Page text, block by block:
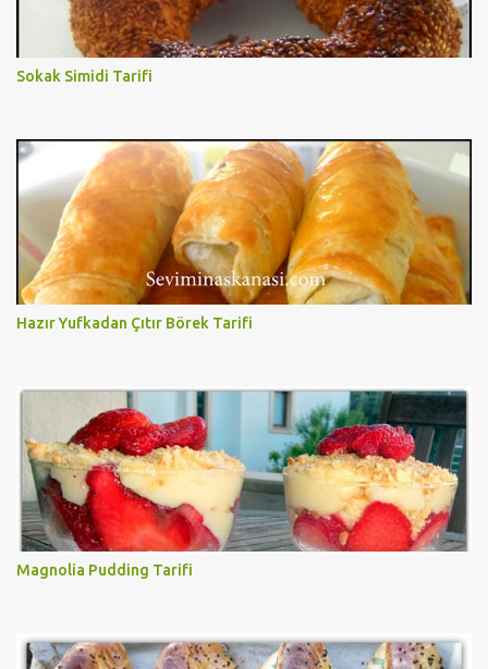
Sokak Simidi Tarifi
Hazır Yufkadan Çıtır Börek Tarifi
Magnolia Pudding Tarifi